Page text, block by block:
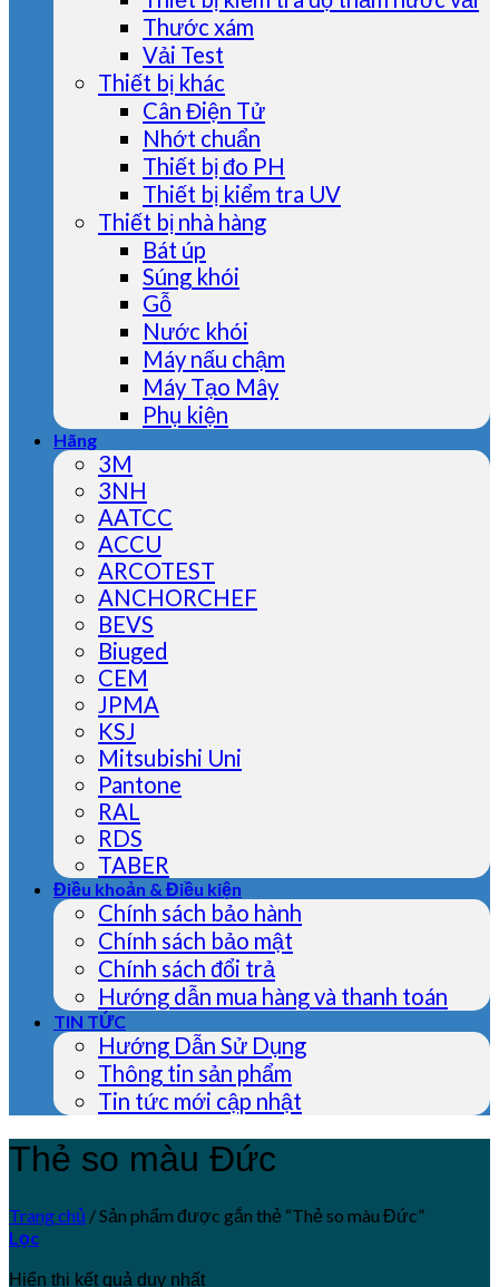
Thước xám
Vải Test
Thiết bị khác
Cân Điện Tử
Nhớt chuẩn
Thiết bị đo PH
Thiết bị kiểm tra UV
Thiết bị nhà hàng
Bát úp
Súng khói
Gỗ
Nước khói
Máy nấu chậm
Máy Tạo Mây
Phụ kiện
Hãng
3M
3NH
AATCC
ACCU
ARCOTEST
ANCHORCHEF
BEVS
Biuged
CEM
JPMA
KSJ
Mitsubishi Uni
Pantone
RAL
RDS
TABER
Điều khoản & Điều kiện
Chính sách bảo hành
Chính sách bảo mật
Chính sách đổi trả
Hướng dẫn mua hàng và thanh toán
TIN TỨC
Hướng Dẫn Sử Dụng
Thông tin sản phẩm
Tin tức mới cập nhật
Thẻ so màu Đức
Trang chủ /Sản phẩm được gắn thẻ “Thẻ so màu Đức”
Lọc
Hiển thị kết quả duy nhất